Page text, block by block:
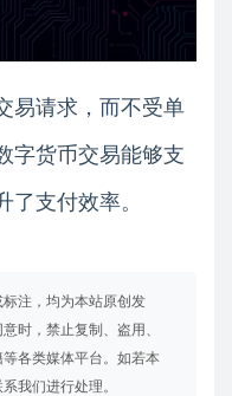
易请求，而不受单
字货币交易能够支
了支付效率。
注，均为本站原创发
时，禁止复制、盗用、
各类媒体平台。如若本
我们进行处理。